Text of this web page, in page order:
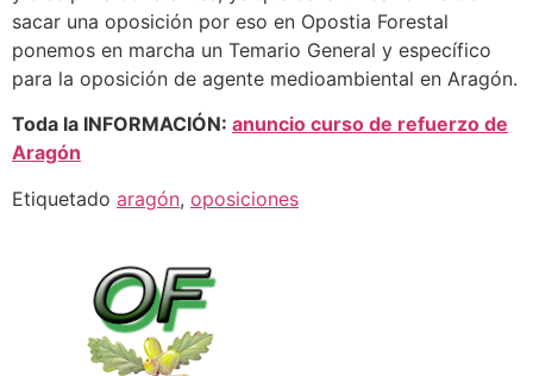
sacar una oposición por eso en Opostia Forestal
ponemos en marcha un Temario General y específico
para la oposición de agente medioambiental en Aragón.
Toda la INFORMACIÓN: anuncio curso de refuerzo de
Aragón
Etiquetado aragón, oposiciones